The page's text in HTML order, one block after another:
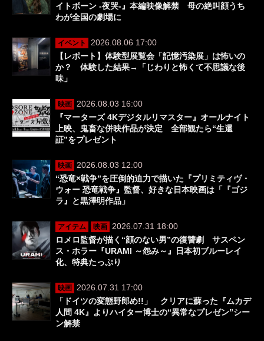
イトボーン -夜哭-』本編映像解禁 母の絶叫顔うち
わが全国の劇場に
イベント
2026.08.06 17:00
【レポート】体験型展覧会「記憶汚染展」は怖いの
か？ 体験した結果→「じわりと怖くて不思議な後
味」
映画
2026.08.03 16:00
『マーターズ 4Kデジタルリマスター』オールナイト
上映、鬼畜な併映作品が決定 全部観たら“生還
証”をプレゼント
映画
2026.08.03 12:00
“恐竜×戦争”を圧倒的迫力で描いた『プリミティヴ・
ウォー 恐竜戦争』監督、好きな日本映画は「『ゴジ
ラ』と黒澤明作品」
アイテム 映画
2026.07.31 18:00
ロメロ監督が描く“顔のない男”の復讐劇 サスペン
ス・ホラー『URAMI ～怨み～』日本初ブルーレイ
化、特典たっぷり
映画
2026.07.31 17:00
「ドイツの変態野郎め!!」 クリアに蘇った『ムカデ
人間 4K』よりハイター博士の“異常なプレゼン”シー
ン解禁